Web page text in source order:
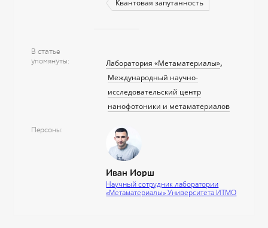
Квантовая запутанность
В статье
упомянуты
Лаборатория «Метаматериалы»
Международный научно-
исследовательский центр
нанофотоники и метаматериалов
Персоны
Иван Иорш
Научный сотрудник лаборатории
«Метаматериалы» Университета ИТМО